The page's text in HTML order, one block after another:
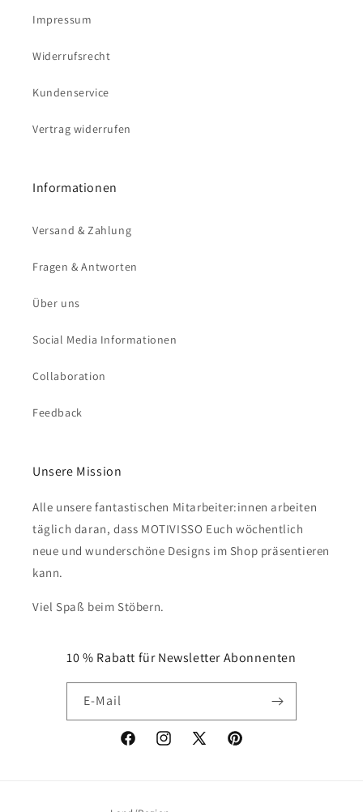
Impressum
Widerrufsrecht
Kundenservice
Vertrag widerrufen
Informationen
Versand & Zahlung
Fragen & Antworten
Über uns
Social Media Informationen
Collaboration
Feedback
Unsere Mission
Alle unsere fantastischen Mitarbeiter:innen arbeiten
täglich daran, dass MOTIVISSO Euch wöchentlich
neue und wunderschöne Designs im Shop präsentieren
kann.
Viel Spaß beim Stöbern.
10 % Rabatt für Newsletter Abonnenten
E-Mail
FacebookInstagram
X
Pinterest